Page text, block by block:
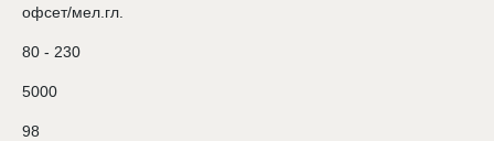
офсет/мел.гл.
80 - 230
5000
98